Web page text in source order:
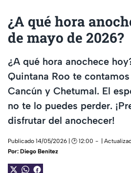
¿A qué hora
de mayo de 2026?
¿A qué hora anochece
Quintana Roo te
Cancún y Chetumal. El
no te lo puedes perder.
disfrutar del anochecer!
Publicado 14/05/2026 | 🕑 12:00
|
Por: Diego Benítez